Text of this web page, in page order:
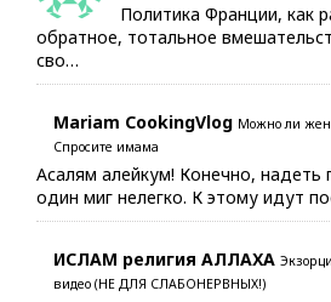
Политика Франции, как
обратное, тотальное
сво…
Mariam CookingVlog Можно ли
Спросите имама
Асалям алейкум! Конечно,
один миг нелегко. К этому идут
ИСЛАМ религия АЛЛАХА
видео (НЕ ДЛЯ СЛАБОНЕРВНЫХ!)